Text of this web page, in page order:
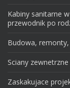
Kabiny sanitarne
przewodnik po
Budowa,
Sciany zewnetrzne
Zaskakujace